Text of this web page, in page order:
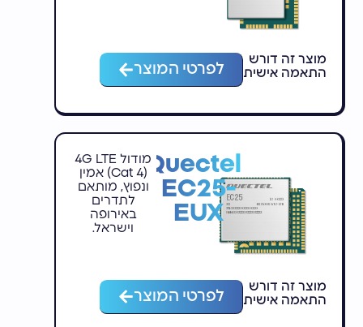
מוצר זה דורש
התאמה אישית
לפרטי המוצר
Quectel
EC25-
EUX
מודול 4G LTE
(Cat 4) אמין
ונפוץ, מותאם
לתדרים
באירופה
וישראל.
מוצר זה דורש
התאמה אישית
לפרטי המוצר